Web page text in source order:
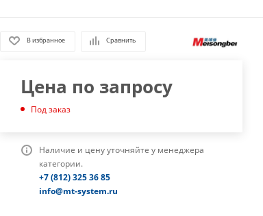
В избранное Сравнить
Цена по запросу
Под заказ
Наличие и цену уточняйте у менеджера
категории.
+7 (812) 325 36 85
info@mt-system.ru